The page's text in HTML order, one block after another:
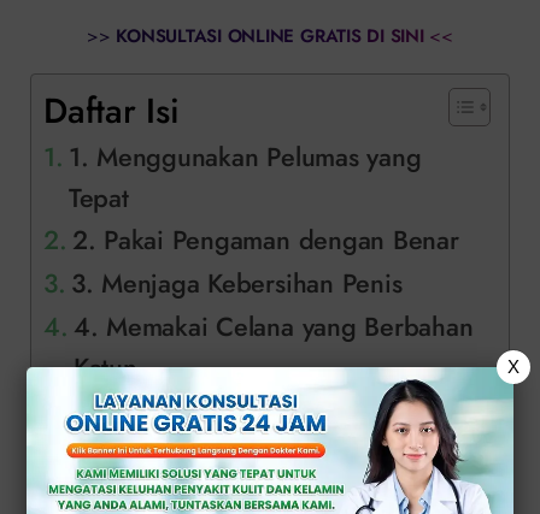
>> KONSULTASI ONLINE GRATIS DI SINI <<
Daftar Isi
1. Menggunakan Pelumas yang
Tepat
2. Pakai Pengaman dengan Benar
3. Menjaga Kebersihan Penis
4. Memakai Celana yang Berbahan
Katun
5. Pembicaraan yang Terbuka dan
Lancar
Konsultasi Pencegahan Lecet pada
X